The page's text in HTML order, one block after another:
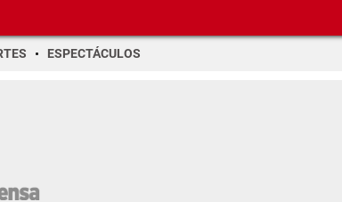
ESPECTÁCULOS